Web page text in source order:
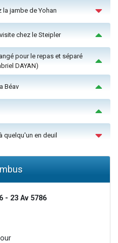
la jambe de Yohan
chez le Steipler
pour le repas et séparé
DAYAN)
Béav
quelqu'un en deuil
- 23 Av 5786